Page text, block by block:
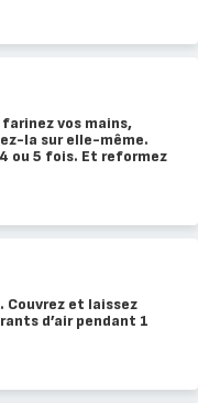
vos mains,
la sur elle-même.
ou 5 fois. Et reformez
et laissez
d’air pendant 1